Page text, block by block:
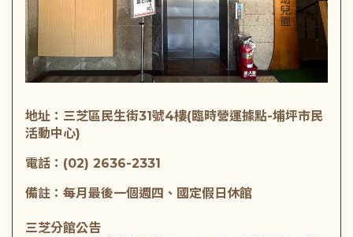
地址：三芝區民生街31號4樓(臨時營運據點-埔坪市民
活動中心)
電話：(02) 2636-2331
備註：每月最後一個週四、國定假日休館
三芝分館公告